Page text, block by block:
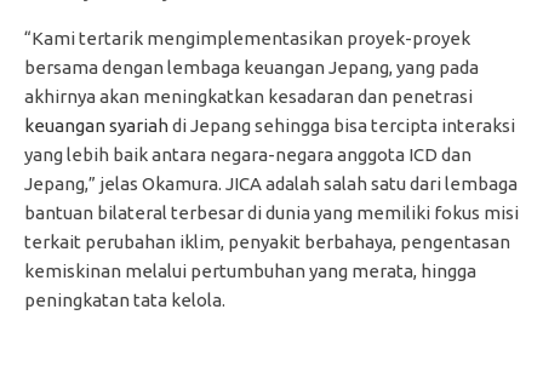
“Kami tertarik mengimplementasikan proyek-proyek
bersama dengan lembaga keuangan Jepang, yang pada
akhirnya akan meningkatkan kesadaran dan penetrasi
keuangan syariahdi Jepang sehingga bisa tercipta interaksi
yang lebih baik antara negara-negara anggota ICD dan
Jepang,” jelas Okamura. JICA adalah salah satu dari lembaga
bantuan bilateral terbesar di dunia yang memiliki fokus misi
terkait perubahan iklim, penyakit berbahaya, pengentasan
kemiskinan melalui pertumbuhan yang merata, hingga
peningkatan tata kelola.